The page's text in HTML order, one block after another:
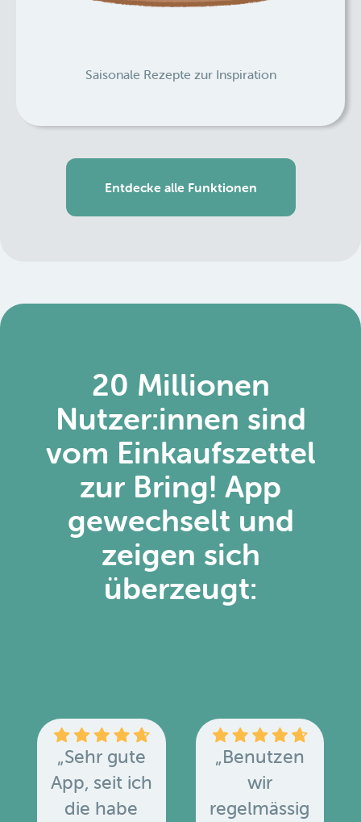
Saisonale Rezepte zur Inspiration
Entdecke alle Funktionen
20 Millionen
Nutzer:innen sind
vom Einkaufszettel
zur Bring! App
gewechselt und
zeigen sich
überzeugt:
„Sehr gute
App, seit ich
die habe
„Benutzen
wir
regelmässig